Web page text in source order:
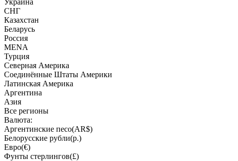
Украина
СНГ
Казахстан
Беларусь
Россия
MENA
Турция
Северная Америка
Соединённые Штаты Америки
Латинская Америка
Аргентина
Азия
Все регионы
Валюта:
Аргентинские песо(AR$)
Белорусские рубли(р.)
Евро(€)
Фунты стерлингов(£)